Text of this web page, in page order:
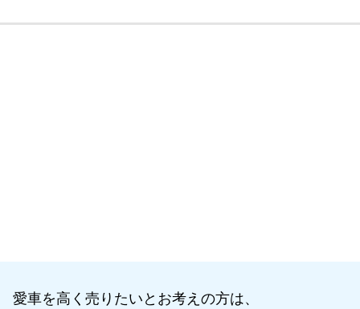
愛車を高く売りたいとお考えの方は、